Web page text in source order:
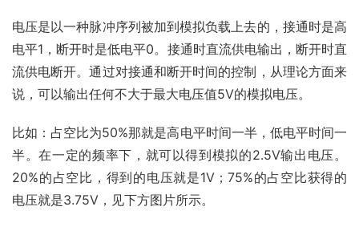
电压是以一种脉冲序列被加到模拟负载上去的，接通时是高
电平1，断开时是低电平0。接通时直流供电输出，断开时直
流供电断开。通过对接通和断开时间的控制，从理论方面来
说，可以输出任何不大于最大电压值5V的模拟电压。
比如：占空比为50%那就是高电平时间一半，低电平时间一
半。在一定的频率下，就可以得到模拟的2.5V输出电压。
20%的占空比，得到的电压就是1V；75%的占空比获得的
电压就是3.75V，见下方图片所示。